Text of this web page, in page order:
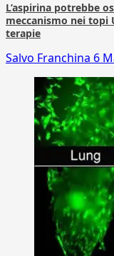
L’aspirina potrebbe
meccanismo nei topi
terapie
Salvo Franchina 6